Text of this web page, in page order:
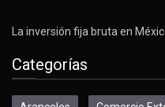
La inversión fija bruta en
Categorías